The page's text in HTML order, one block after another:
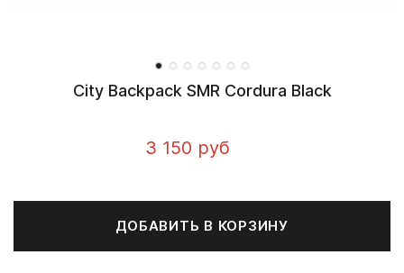
City Backpack SMR Cordura Black
3 150 руб
ДОБАВИТЬ В КОРЗИНУ